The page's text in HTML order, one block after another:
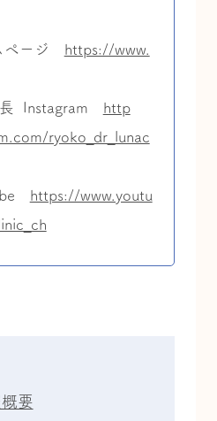
ページ https://www.
長 Instagram http
ryoko_dr_lunac
https://www.youtu
要